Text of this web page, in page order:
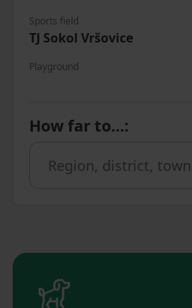
Sports field
TJ Sokol Vršovice
Playground
How far to…: